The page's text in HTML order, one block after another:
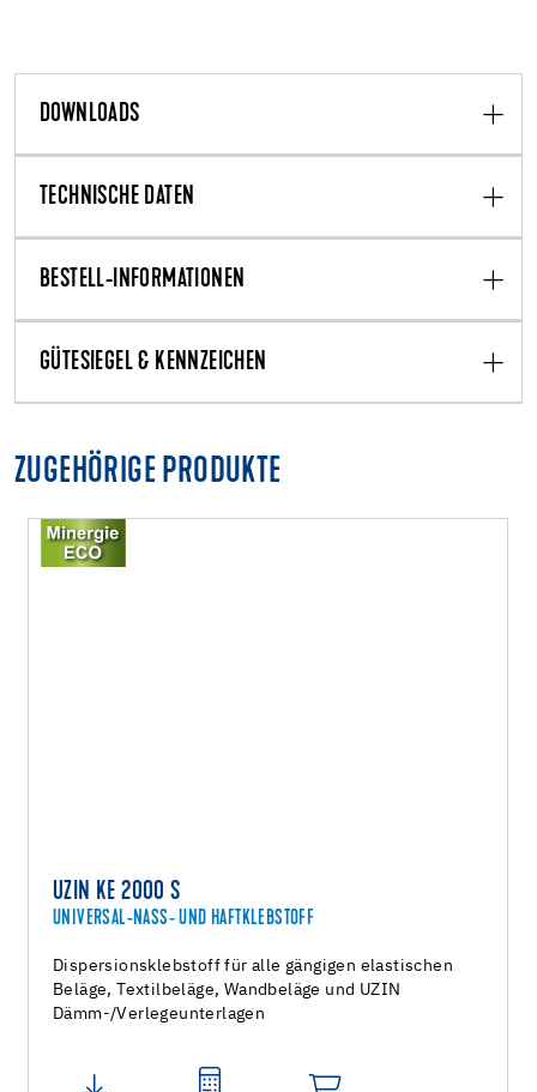
DOWNLOADS
TECHNISCHE DATEN
BESTELL-INFORMATIONEN
GÜTESIEGEL & KENNZEICHEN
ZUGEHÖRIGE PRODUKTE
UZIN KE 2000 S
UNIVERSAL-NASS- UND HAFTKLEBSTOFF
Dispersionsklebstoff für alle gängigen elastischen
Beläge, Textilbeläge, Wandbeläge und UZIN
Dämm-/Verlegeunterlagen